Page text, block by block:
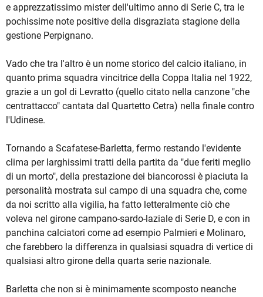
e apprezzatissimo mister dell'ultimo anno di Serie C, tra le
pochissime note positive della disgraziata stagione della
gestione Perpignano.
Vado che tra l'altro è un nome storico del calcio italiano, in
quanto prima squadra vincitrice della Coppa Italia nel 1922,
grazie a un gol di Levratto (quello citato nella canzone "che
centrattacco" cantata dal Quartetto Cetra) nella finale contro
l'Udinese.
Tornando a Scafatese-Barletta, fermo restando l'evidente
clima per larghissimi tratti della partita da "due feriti meglio
di un morto", della prestazione dei biancorossi è piaciuta la
personalità mostrata sul campo di una squadra che, come
da noi scritto alla vigilia, ha fatto letteralmente ciò che
voleva nel girone campano-sardo-laziale di Serie D, e con in
panchina calciatori come ad esempio Palmieri e Molinaro,
che farebbero la differenza in qualsiasi squadra di vertice di
qualsiasi altro girone della quarta serie nazionale.
Barletta che non si è minimamente scomposto neanche